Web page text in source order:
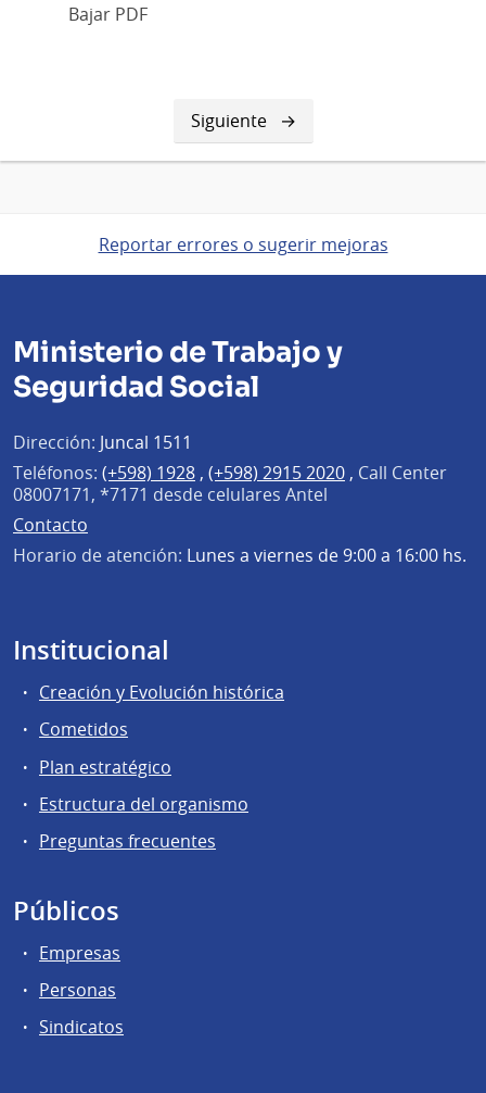
Bajar PDF
Siguiente
página
Siguiente
Reportar errores o sugerir mejoras
Ministerio de Trabajo y
Seguridad Social
Dirección: Juncal 1511
Teléfonos: (+598) 1928 , (+598) 2915 2020 , Call Center
08007171, *7171 desde celulares Antel
Contacto
Horario de atención: Lunes a viernes de 9:00 a 16:00 hs.
Institucional
Creación y Evolución histórica
Cometidos
Plan estratégico
Estructura del organismo
Preguntas frecuentes
Públicos
Empresas
Personas
Sindicatos